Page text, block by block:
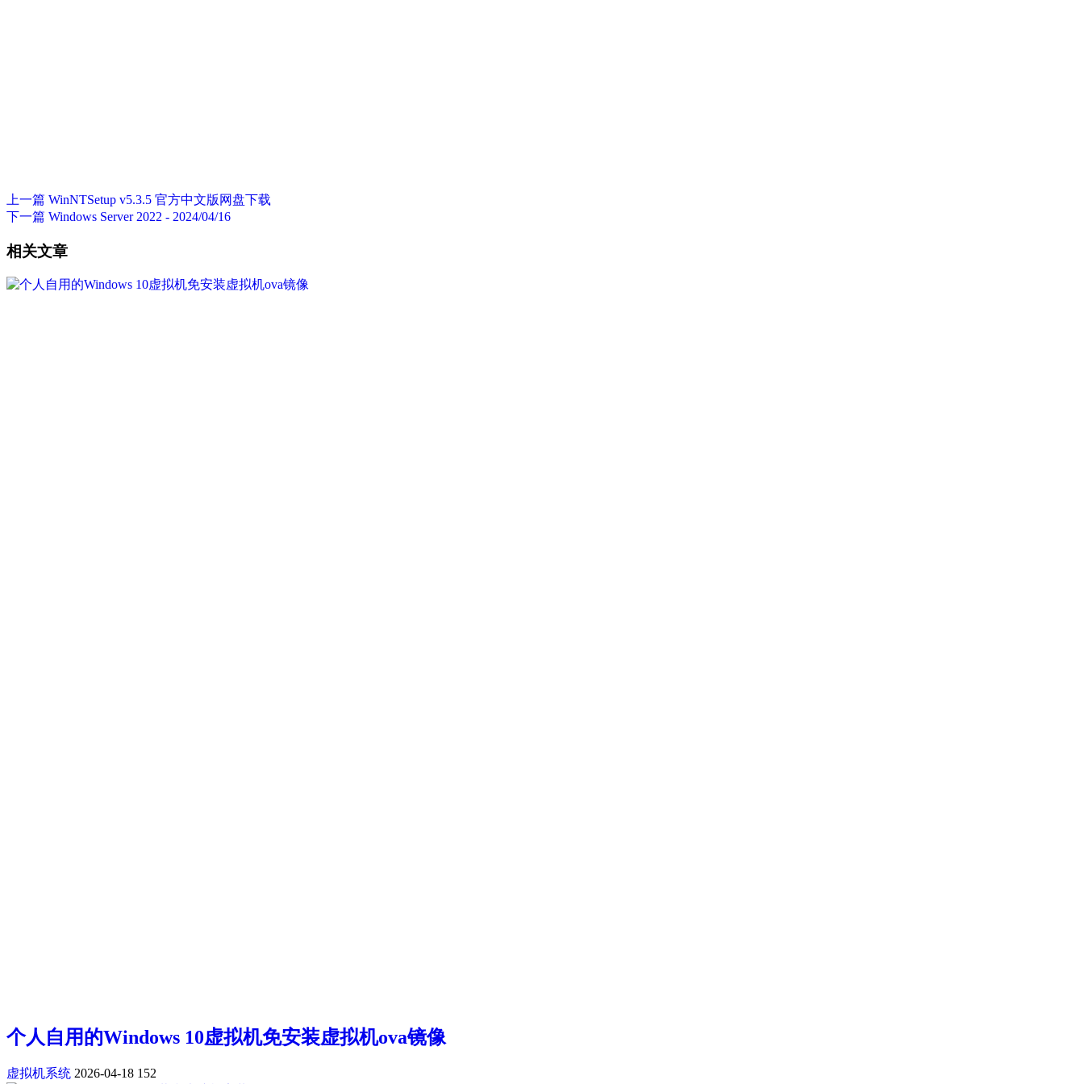
上一篇 WinNTSetup v5.3.5 官方中文版网盘下载
下一篇 Windows Server 2022 - 2024/04/16
相关文章
个人自用的Windows 10虚拟机免安装虚拟机ova镜像
虚拟机系统 2026-04-18 152